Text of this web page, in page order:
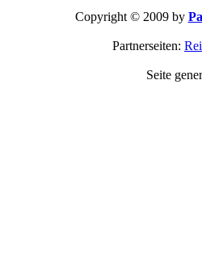
Copyright © 2009 by
Partnerseiten:
Seite